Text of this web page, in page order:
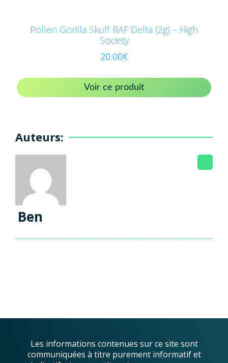
Pollen Gorilla Skuff RAF Delta (2g) – High
Society
20.00€
Voir ce produit
Auteurs:
Ben
Les informations contenues sur ce site sont
communiquées à titre purement informatif et